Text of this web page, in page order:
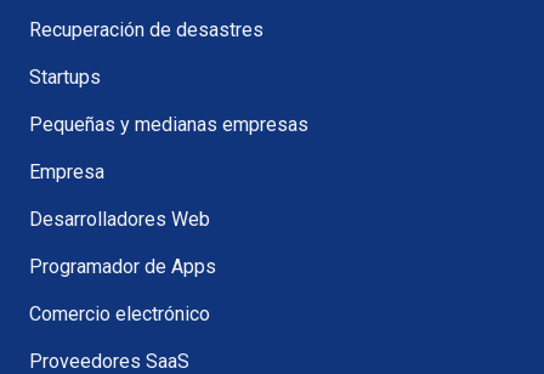
Recuperación de desastres
Startups
Pequeñas y medianas empresas
Empresa
Desarrolladores Web
Programador de Apps
Comercio electrónico
Proveedores SaaS